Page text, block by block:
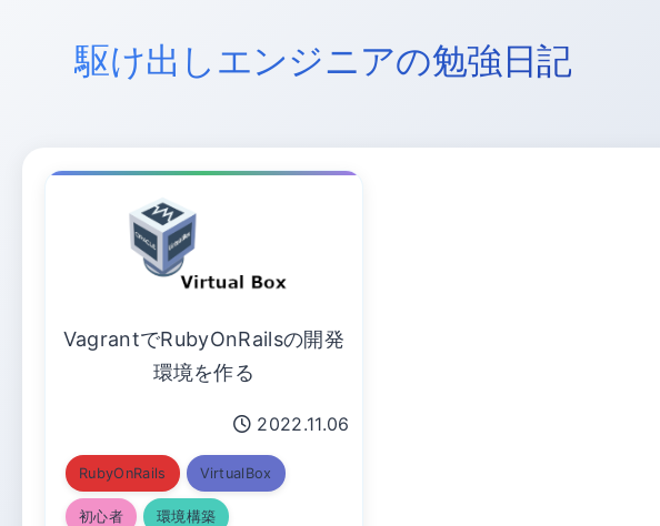
駆け出しエンジニアの勉強日記
VagrantでRubyOnRailsの開発
環境を作る
2022.11.06
RubyOnRails VirtualBox
初心者 環境構築